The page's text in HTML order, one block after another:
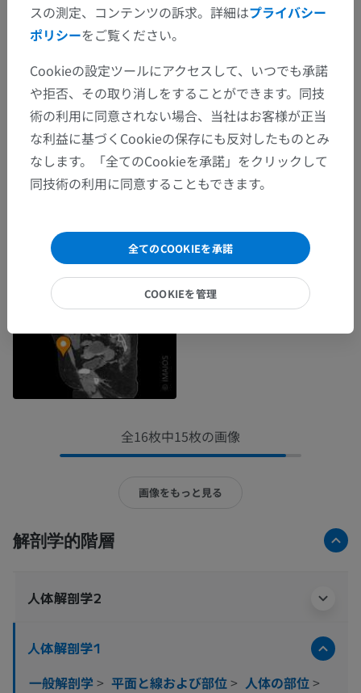
全16枚中15枚の画像
画像をもっと見る
解剖学的階層
人体解剖学2
人体解剖学1
一般解剖学 > 平面と線および部位> 人体の部位>
スの測定、コンテンツの訴求。詳細はプライバシー
ポリシーをご覧ください。
Cookieの設定ツールにアクセスして、いつでも承諾
や拒否、その取り消しをすることができます。同技
術の利用に同意されない場合、当社はお客様が正当
な利益に基づくCookieの保存にも反対したものとみ
なします。「全てのCookieを承諾」をクリックして
同技術の利用に同意することもできます。
全てのCOOKIEを承諾
COOKIEを管理